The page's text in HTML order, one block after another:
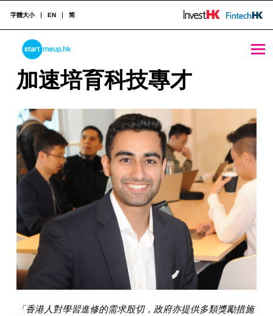
加速培育科技專才 - StartmeupHK
STARTMEUPHK
字體大小 EN 简
加
培
育
科
技
專
才
加速培育科技專才
「香港人對學習進修的需求殷切，政府亦提供多類獎勵措施